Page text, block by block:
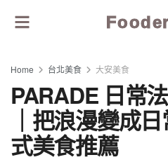
Home 台北美食 大安美食
PARADE 日常
｜把浪漫變成
式美食推薦